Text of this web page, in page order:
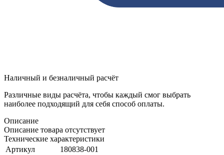
Наличный и безналичный расчёт
Различные виды расчёта, чтобы каждый смог выбрать
наиболее подходящий для себя способ оплаты.
Описание
Описание товара отсутствует
Технические характеристики
Артикул
180838-001